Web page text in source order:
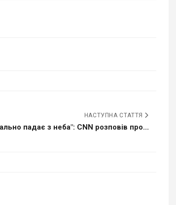
НАСТУПНА СТАТТЯ
падає з неба": CNN розповів про...